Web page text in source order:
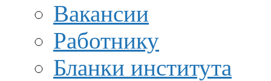
Вакансии
Работнику
Бланки института